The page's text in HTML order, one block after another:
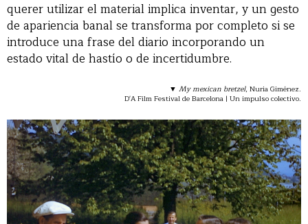
querer utilizar el material implica inventar, y un gesto
de apariencia banal se transforma por completo si se
introduce una frase del diario incorporando un
estado vital de hastío o de incertidumbre.
▼ My mexican bretzel, Nuria Giménez.
D'A Film Festival de Barcelona | Un impulso colectivo.